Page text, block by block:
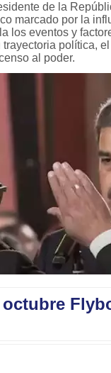
de la
marcado por la
los eventos y
política,
al poder.
octubre